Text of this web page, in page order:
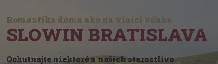
Romantika doma ako na vinici vďaka
SLOWIN BRATISLAVA
Ochutnajte niektoré z našich starostlivo